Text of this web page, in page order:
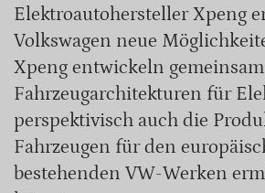
Elektroautohersteller Xpeng
Volkswagen neue
Xpeng entwickeln
Fahrzeugarchitekturen für
perspektivisch auch die
Fahrzeugen für den
bestehenden VW-Werken